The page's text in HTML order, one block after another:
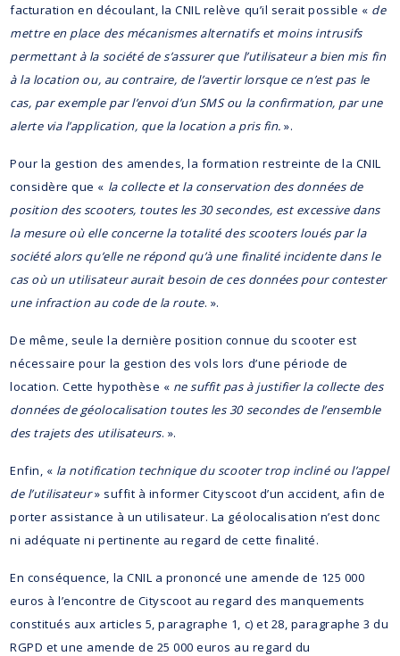
facturation en découlant, la CNIL relève qu’il serait possible « de
mettre en place des mécanismes alternatifs et moins intrusifs
permettant à la société de s’assurer que l’utilisateur a bien mis fin
à la location ou, au contraire, de l’avertir lorsque ce n’est pas le
cas, par exemple par l’envoi d’un SMS ou la confirmation, par une
alerte via l’application, que la location a pris fin. ».
Pour la gestion des amendes, la formation restreinte de la CNIL
considère que « la collecte et la conservation des données de
position des scooters, toutes les 30 secondes, est excessive dans
la mesure où elle concerne la totalité des scooters loués par la
société alors qu’elle ne répond qu’à une finalité incidente dans le
cas où un utilisateur aurait besoin de ces données pour contester
une infraction au code de la route. ».
De même, seule la dernière position connue du scooter est
nécessaire pour la gestion des vols lors d’une période de
location. Cette hypothèse « ne suffit pas à justifier la collecte des
données de géolocalisation toutes les 30 secondes de l’ensemble
des trajets des utilisateurs. ».
Enfin, « la notification technique du scooter trop incliné ou l’appel
de l’utilisateur» suffit à informer Cityscoot d’un accident, afin de
porter assistance à un utilisateur. La géolocalisation n’est donc
ni adéquate ni pertinente au regard de cette finalité.
En conséquence, la CNIL a prononcé une amende de 125 000
euros à l’encontre de Cityscoot au regard des manquements
constitués aux articles 5, paragraphe 1, c) et 28, paragraphe 3 du
RGPD et une amende de 25 000 euros au regard du